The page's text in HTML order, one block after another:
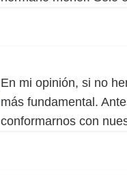
En mi opinión, si no
más fundamental.
conformarnos con